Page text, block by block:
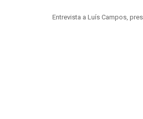
Entrevista a Luís Campos,